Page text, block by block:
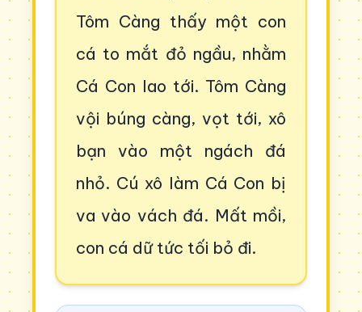
Tôm Càng thấy một con
cá to mắt đỏ ngầu, nhằm
Cá Con lao tới. Tôm Càng
vội búng càng, vọt tới, xô
bạn vào một ngách đá
nhỏ. Cú xô làm Cá Con bị
va vào vách đá. Mất mồi,
con cá dữ tức tối bỏ đi.